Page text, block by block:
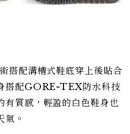
搭配溝槽式鞋底穿上後貼合
搭配GORE-TEX防水科技
有質感，輕盈的白色鞋身也
氣。